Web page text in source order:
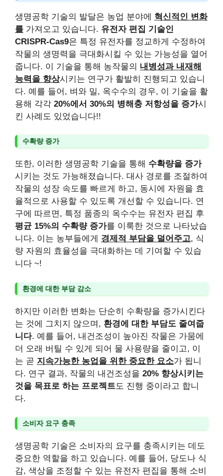
생명공학 기술의 발달은 농업 분야에 혁신적인 변화
를 가져오고 있습니다. 유전자 편집 기술인
CRISPR-Cas9은 특정 유전자를 정교하게 수정하여
작물의 생명력을 극대화시킬 수 있는 가능성을 열어
줍니다. 이 기술을 통해 농작물의 내병성과 내재해
능력을 향상시키는 연구가 활발히 진행되고 있습니
다. 예를 들어, 벼와 밀, 옥수수의 경우, 이 기술을 활
용해 각각 20%에서 30%의 병해충 저항성을 증가시
킨 사례도 있었습니다!!
수확량 증가
또한, 이러한 생명공학 기술을 통해 수확량을 증가
시키는 것도 가능해졌습니다. 대사 경로를 조절하여
작물의 성장 속도를 빠르게 하고, 동시에 자원을 효
율적으로 사용할 수 있도록 개선할 수 있습니다. 연
구에 따르면, 특정 품종의 옥수수는 유전자 편집 후
평균 15%의 수확량 증가를 이룩한 것으로 나타났습
니다. 이는 농부들에게 경제적 부담을 덜어주고, 식
량 자원의 효율성을 극대화하는 데 기여할 수 있습
니다 ~!
환경에 대한 부담 감소
하지만 이러한 변화는 단순히 수확량을 증가시킨다
는 것에 그치지 않으며, 환경에 대한 부담도 줄여줍
니다. 예를 들어, 내건조성이 높아진 작물은 가뭄에
더 오래 버틸 수 있게 되어 물 사용량을 줄이고, 이
는 곧 지속가능한 농업을 위한 중요한 요소가 됩니
다. 연구 결과, 작물의 내건조성을 20% 향상시키는
것을 목표로 하는 프로젝트도 진행 중이라고 합니
다.
소비자 요구 충족
생명공학 기술은 소비자의 요구를 충족시키는 데도
중요한 역할을 하고 있습니다. 예를 들어, 당도나 식
감, 색상을 조정할 수 있는 유전자 편집을 통해 소비